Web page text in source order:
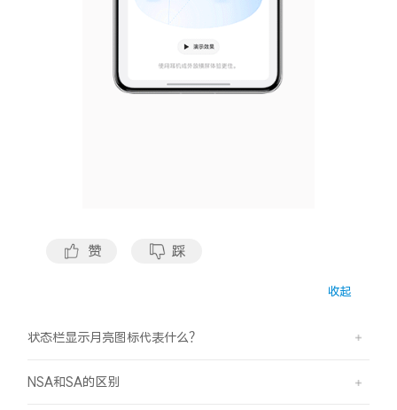
全部S机型
Y500 Pro
Y50 5G
全部Y机型
iQOO Neo11
赞 踩
收起
状态栏显示月亮图标代表什么？
NSA和SA的区别